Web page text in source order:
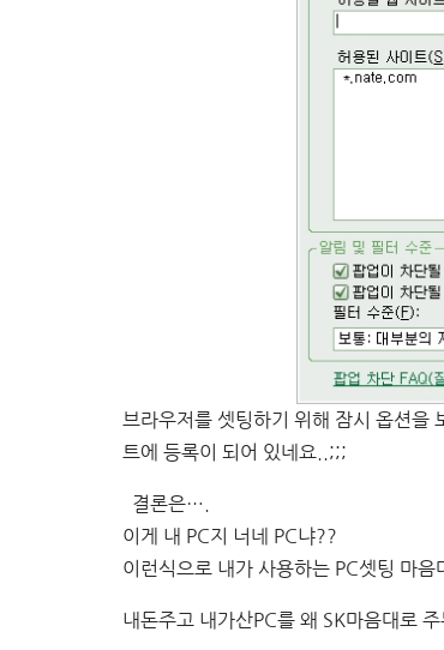
브라우저를 셋팅하기 위해 잠시 옵션을
트에 등록이 되어 있네요..;;;
결론은….
이게 내 PC지 너네 PC냐??
이런식으로 내가 사용하는 PC셋팅 마
내돈주고 내가산PC를 왜 SK마음대로